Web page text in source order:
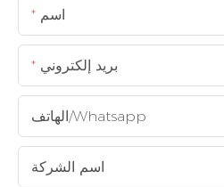
اسم
بريد إلكتروني
الهاتف/whatsapp
اسم الشركة